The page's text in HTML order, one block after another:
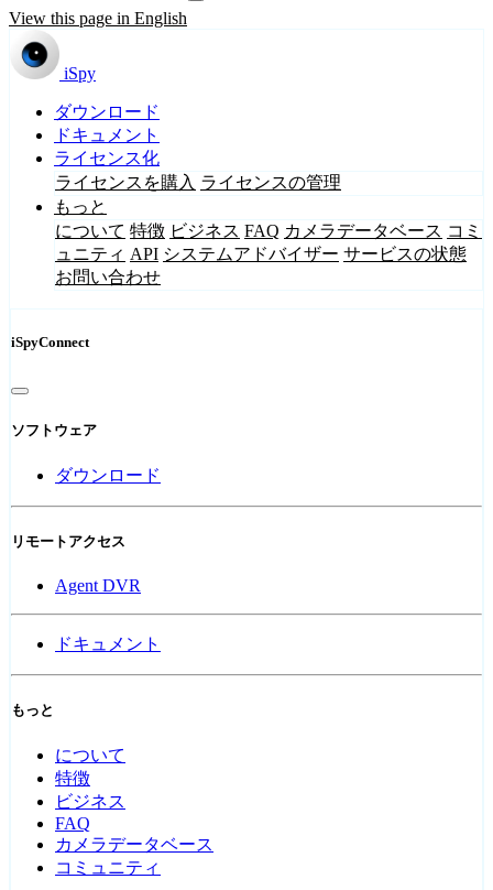
View this page in English
iSpy
ダウンロード
ドキュメント
ライセンス化
ライセンスを購入 ライセンスの管理
もっと
について 特徴 ビジネス FAQ カメラデータベース コミ
ュニティ API システムアドバイザー サービスの状態
お問い合わせ
iSpyConnect
ソフトウェア
ダウンロード
リモートアクセス
Agent DVR
ドキュメント
もっと
について
特徴
ビジネス
FAQ
カメラデータベース
コミュニティ